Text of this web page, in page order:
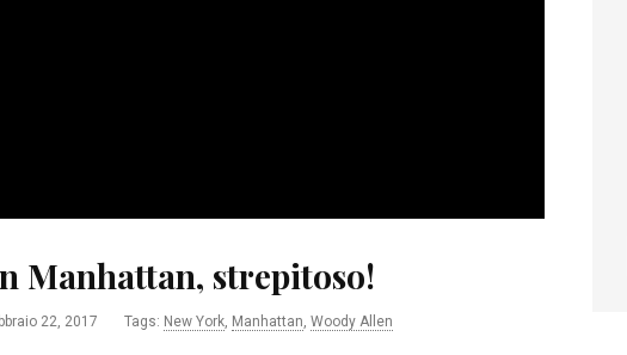
Manhattan, strepitoso!
22, 2017 Tags: New York, Manhattan, Woody Allen